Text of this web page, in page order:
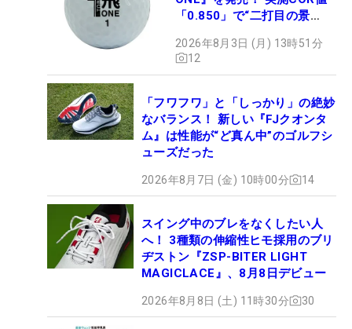
「0.850」で“二打目の景
2026年8月3日 (月) 13時51分
12
「フワフワ」と「しっかり」の絶妙
なバランス！ 新しい『FJクオンタ
ム』は性能が“ど真ん中”のゴルフシ
ューズだった
2026年8月7日 (金) 10時00分 14
スイング中のブレをなくしたい人
へ！ 3種類の伸縮性ヒモ採用のブリ
ヂストン『ZSP-BITER LIGHT
MAGICLACE』、8月8日デビュー
2026年8月8日 (土) 11時30分 30